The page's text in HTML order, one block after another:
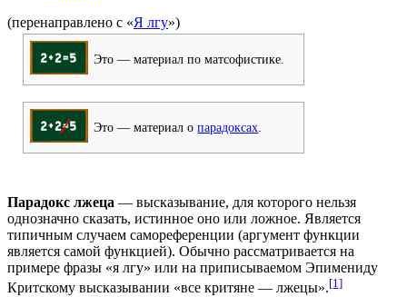
(перенаправлено с «Я лгу»)
Это — материал по матсофистике.
Это — материал опарадоксах
Парадокс лжеца — высказывание, для которого нельзя
однозначно сказать, истинное оно или ложное. Является
типичным случаем самореференции (аргумент функции
является самой функцией). Обычно рассматривается на
примере фразы «я лгу» или на приписываемом Эпимениду
Критскому высказывании «все критяне — лжецы».[1]